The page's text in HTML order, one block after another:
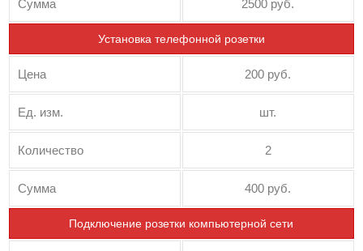
Сумма 2500 руб.
Установка телефонной розетки
Цена 200 руб.
Ед. изм. шт.
Количество 2
Сумма 400 руб.
Подключение розетки компьютерной сети